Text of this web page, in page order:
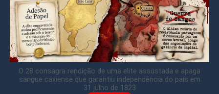
O 28 consagra rendição de uma elite assustada e apaga
sangue caxiense que garantiu independência do país em
31 julho de 1823